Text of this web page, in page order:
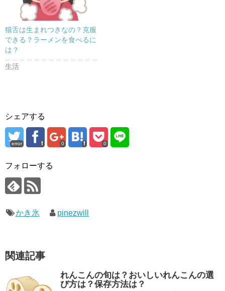
猫舌は生まれつきなの？克服
できる？ラーメンを食べるに
は？
生活
シェアする
error 0 0
フォローする
かき氷 pinezwill
関連記事
れんこんの旬は？おいしいれんこんの選
び方は？保存方法は？